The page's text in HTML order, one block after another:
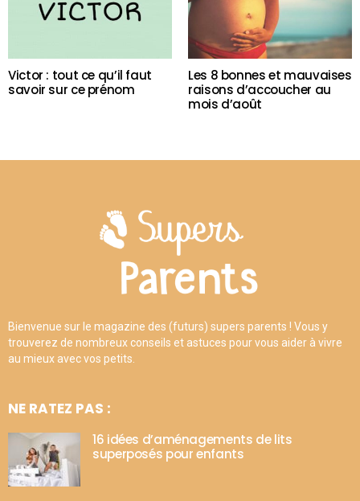
Victor : tout ce qu’il faut
savoir sur ce prénom
Les 8 bonnes et mauvaises
raisons d’accoucher au
mois d’août
Bienvenue sur le magazine des (futurs) supers parents ! Vous y
trouverez de nombreux conseils et astuces pour vous aider à vivre
au mieux avec vos petits.
NE RATEZ PAS :
16 idées d’aménagements de lits
superposés pour enfants